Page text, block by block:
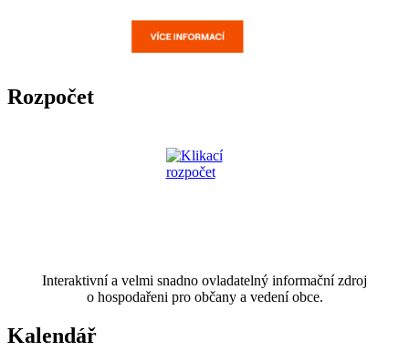
Rozpočet
Interaktivní a velmi snadno ovladatelný informační zdroj
o hospodařeni pro občany a vedení obce.
Kalendář